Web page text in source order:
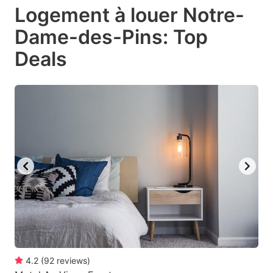
key
to
get
the
keyboard
dates.
key
to
keyboard
for
changing
dates.
Logement à louer Notre-
Dame-des-Pins: Top
Deals
4.2 (92 reviews)